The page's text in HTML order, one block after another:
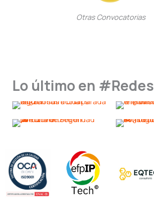
Otras Convocatorias
Lo último en #Redes